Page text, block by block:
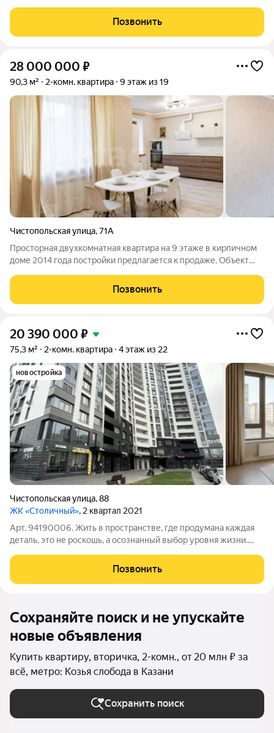
(37 м) в cтaриннoм, но пpeкраcнo сoxpанившeмcя доме (НE
памятник культуры), где
Позвонить
28 000 000 ₽
90,3 м² 2-комн. квартира 9 этаж из 19
Чистопольская улица,71А
Просторная двухкомнатная квартира на 9 этаже в кирпичном
доме 2014 года постройки предлагается к продаже. Объект
социальной, торговой и бытовой инфраструктурой в шаговой
доступности. Ключевым
Позвонить
20 390 000 ₽
75,3 м² 2-комн. квартира 4 этаж из 22
новостройка
Чистопольская улица,88
ЖК «Столичный», 2 квартал 2021
Арт. 94190006. Жить в пространстве, где продумана каждая
деталь, это не роскошь, а осознанный выбор уровня жизни.
предлагается просторная 2-комнатная квартира (площадь 75,3
м) с качественной
Позвонить
Сохраняйте поиск и не упускайте
новые объявления
Купить квартиру, вторичка, 2-комн., от 20 млн ₽ за
всё, метро: Козья слобода в Казани
Сохранить поиск